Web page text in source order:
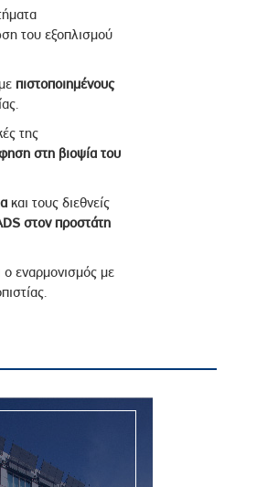
του εξοπλισμού
πιστοποιημένους
της
στη βιοψία του
και τους διεθνείς
στον προστάτη
εναρμονισμός με